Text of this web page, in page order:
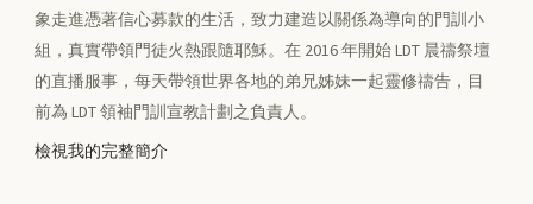
象走進憑著信心募款的生活，致力建造以關係為導向的門訓小
組，真實帶領門徒火熱跟隨耶穌。在 2016 年開始 LDT 晨禱祭壇
的直播服事，每天帶領世界各地的弟兄姊妹一起靈修禱告，目
前為 LDT 領袖門訓宣教計劃之負責人。
檢視我的完整簡介